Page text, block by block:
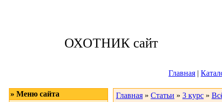
ОХОТНИК сайт
Главная |
» Меню сайта
Главная » Статьи » 3 курс »